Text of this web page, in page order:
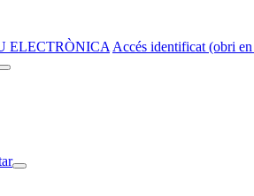
ELECTRÒNICA Accés identificat (obri